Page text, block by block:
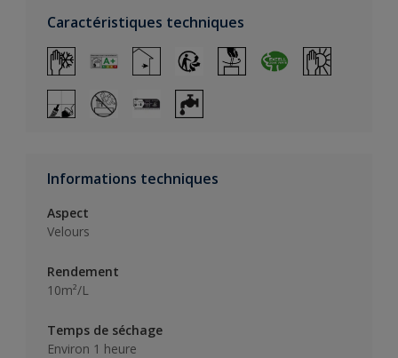
Caractéristiques techniques
Informations techniques
Aspect
Velours
Rendement
10m²/L
Temps de séchage
Environ 1 heure